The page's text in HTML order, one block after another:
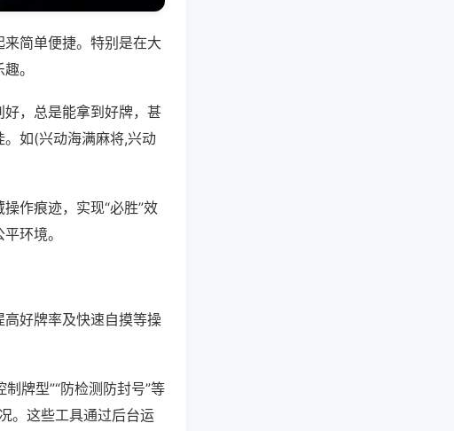
简单便捷。特别是在大
。
，总是能拿到好牌，甚
如(兴动海满麻将,兴动
作痕迹，实现“必胜”效
环境。
好牌率及快速自摸等操
牌型”“防检测防封号”等
。这些工具通过后台运